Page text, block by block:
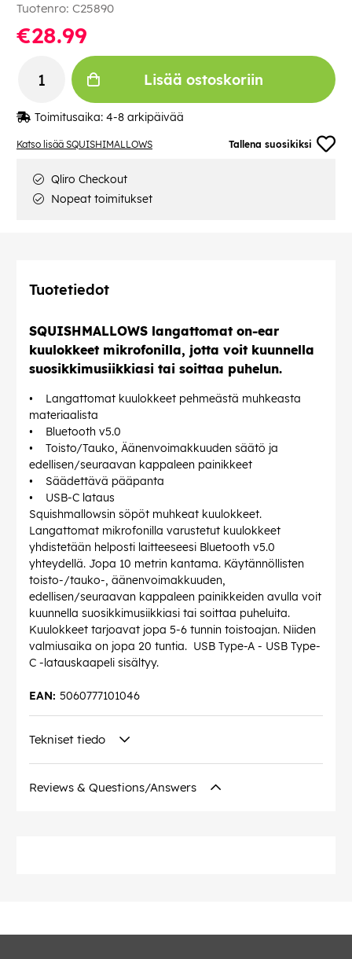
Katso lisää SQUISHIMALLOWS Tallena suosikiksi
Tuotenro: C25890
€28.99
Lisää ostoskoriin
Toimitusaika: 4-8 arkipäivää
Qliro Checkout
Nopeat toimitukset
Tuotetiedot
SQUISHMALLOWS langattomat on-ear
kuulokkeet mikrofonilla, jotta voit kuunnella
suosikkimusiikkiasi tai soittaa puhelun.
• Langattomat kuulokkeet pehmeästä muhkeasta
materiaalista
• Bluetooth v5.0
• Toisto/Tauko, Äänenvoimakkuuden säätö ja
edellisen/seuraavan kappaleen painikkeet
• Säädettävä pääpanta
• USB-C lataus
Squishmallowsin söpöt muhkeat kuulokkeet.
Langattomat mikrofonilla varustetut kuulokkeet
yhdistetään helposti laitteeseesi Bluetooth v5.0
yhteydellä. Jopa 10 metrin kantama. Käytännöllisten
toisto-/tauko-, äänenvoimakkuuden,
edellisen/seuraavan kappaleen painikkeiden avulla voit
kuunnella suosikkimusiikkiasi tai soittaa puheluita.
Kuulokkeet tarjoavat jopa 5-6 tunnin toistoajan. Niiden
valmiusaika on jopa 20 tuntia. USB Type-A - USB Type-
C -latauskaapeli sisältyy.
5060777101046
EAN:
Tekniset tiedo
Reviews & Questions/Answers